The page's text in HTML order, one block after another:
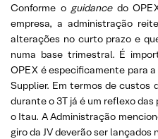
Conforme o guidancedo
empresa, a administração
alterações no curto prazo e
numa base trimestral. É
OPEX é especificamente para
Supplier. Em termos de custos
durante o 3T já é um reflexo
o Itau. A Administração
giro da JV deverão ser lançados